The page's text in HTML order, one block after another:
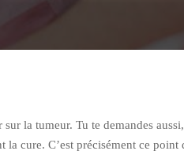
la tumeur. Tu te demandes
cure. C’est précisément ce